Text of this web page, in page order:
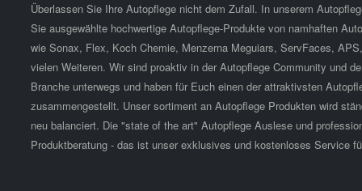
Überlassen Sie Ihre Autopflege nicht dem Zufall. In unserem
Sie ausgewählte hochwertige Autopflege-Produkte von namhaften
wie Sonax, Flex, Koch Chemie, Menzerna Meguiars, ServFaces,
vielen Weiteren. Wir sind proaktiv in der Autopflege Community und
Branche unterwegs und haben für Euch einen der attraktivsten
zusammengestellt. Unser sortiment an Autopflege Produkten wird
neu balanciert. Die "state of the art" Autopflege Auslese und
Produktberatung - das ist unser exklusives und kostenloses Service